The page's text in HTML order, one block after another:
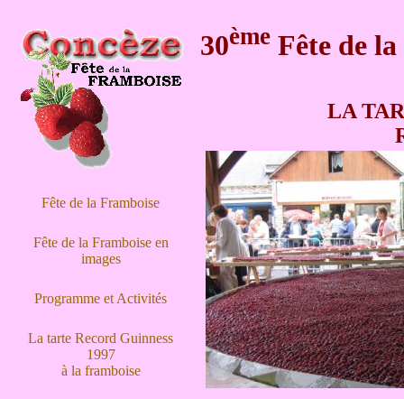
Fête de la Framboise
Fête de la Framboise en
images
Programme et Activités
La tarte Record Guinness
1997
à la framboise
30ème Fête de
LA